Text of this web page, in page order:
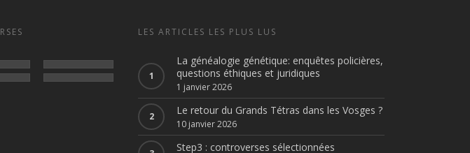
LES ARTICLES LES PLUS LUS
La généalogie génétique: enquêtes policières,
questions éthiques et juridiques
1 janvier 2026
Le retour du Grands Tétras dans les Vosges ?
10 janvier 2026
Step3 : controverses sélectionnées